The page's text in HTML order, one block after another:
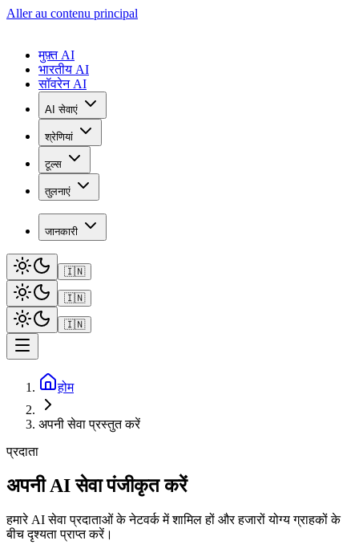
Aller au contenu principal
मुफ़्त AI
भारतीय AI
सॉवरेन AI
AI सेवाएं
श्रेणियां
टूल्स
तुलनाएं
जानकारी
🇮🇳
🇮🇳
🇮🇳
होम
अपनी सेवा प्रस्तुत करें
प्रदाता
अपनी AI सेवा पंजीकृत करें
हमारे AI सेवा प्रदाताओं के नेटवर्क में शामिल हों और हजारों योग्य ग्राहकों के
बीच दृश्यता प्राप्त करें।